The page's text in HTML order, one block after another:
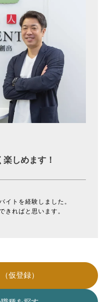
しめます！
イトを経験しました。
きればと思います。
仮登録）